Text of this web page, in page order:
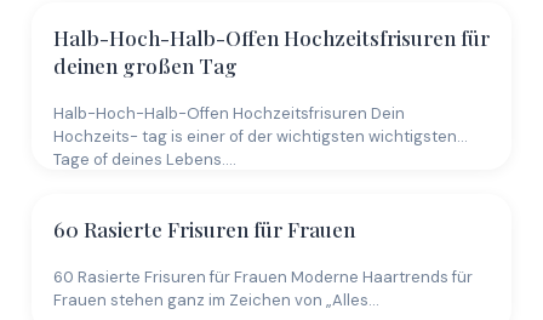
Halb-Hoch-Halb-Offen Hochzeitsfrisuren für
deinen großen Tag
Halb-Hoch-Halb-Offen Hochzeitsfrisuren Dein
Hochzeits- tag is einer of der wichtigsten wichtigsten
Tage of deines Lebens.…
60 Rasierte Frisuren für Frauen
60 Rasierte Frisuren für Frauen Moderne Haartrends für
Frauen stehen ganz im Zeichen von „Alles…